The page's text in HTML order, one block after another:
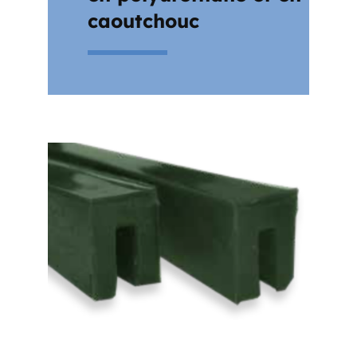
caoutchouc